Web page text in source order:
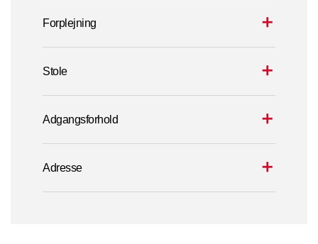
Forplejning
Stole
Adgangsforhold
Adresse